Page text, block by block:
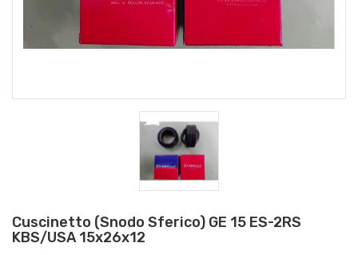
Cuscinetto (Snodo Sferico) GE 15 ES-2RS
KBS/USA 15x26x12